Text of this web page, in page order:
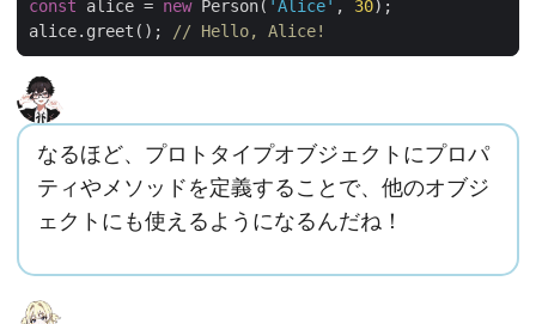
const alice = new Person( 'Alice' , 30);
alice. greet (); // Hello, Alice!
なるほど、プロトタイプオブジェクトにプロパ
ティやメソッドを定義することで、他のオブジ
ェクトにも使えるようになるんだね！